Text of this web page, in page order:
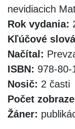
nevidiacich
Rok vydania:
Kľúčové
Načítal:
ISBN: 978-80-
Nosič: 2 časti
Počet
Žáner: